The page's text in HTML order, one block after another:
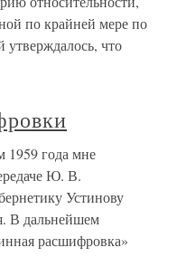
по крайней мере по
что
1959 года мне
Ю. В.
Устинову
В дальнейшем
расшифровка»